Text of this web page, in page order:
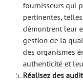
fournisseurs qui
pertinentes,
démontrent leur
gestion de la
des organismes
authenticité et
Réalisez des